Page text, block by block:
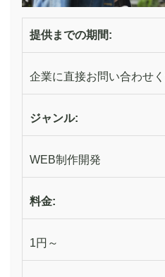
提供までの期間:
企業に直接お問い合わせ
ジャンル:
WEB制作開発
料金:
1円～